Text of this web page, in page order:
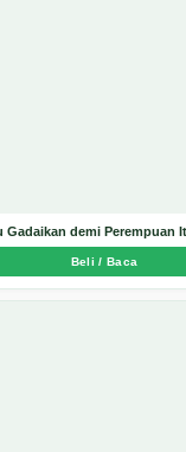
Gadaikan demi Perempuan
Beli / Baca